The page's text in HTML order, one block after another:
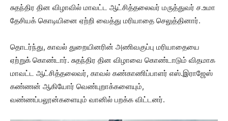
சுதந்திர தின விழாவில் மாவட்ட ஆட்சித்தலைவர் மருத்துவர் ச.உமா
தேசியக் கொடியினை ஏற்றி வைத்து மரியாதை செலுத்தினார்.
தொடர்ந்து, காவல் துறையினரின் அணிவகுப்பு மரியாதையை
ஏற்றுக் கொண்டார். சுதந்திர தின விழாவை கொண்டாடும் விதமாக
மாவட்ட ஆட்சித்தலைவர், காவல் கண்காணிப்பாளர் எஸ்.இராஜேஸ்
கண்ணன் ஆகியோர் வெண்புறாக்களையும்,
வண்ணப்பலூன்களையும் வானில் பறக்க விட்டனர்.